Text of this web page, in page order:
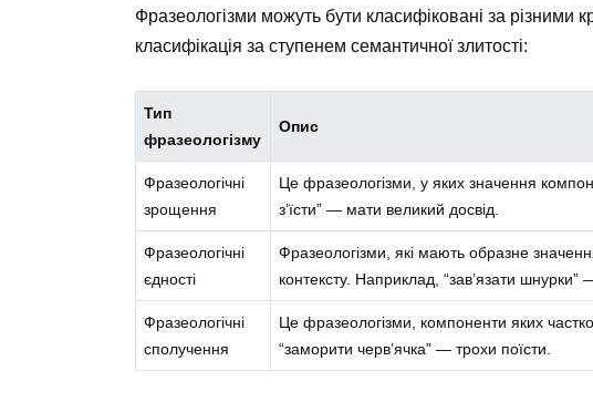
Фразеологізми можуть бути класифіковані за
класифікація за ступенем семантичної злитості:
Тип
фразеологізму
Опис
Фразеологічні
зрощення
Це фразеологізми, у яких значення
з’їсти” — мати великий досвід.
Фразеологічні
єдності
Фразеологізми, які мають образне
контексту. Наприклад, “зав’язати шнурки”
Фразеологічні
сполучення
Це фразеологізми, компоненти яких
“заморити черв’ячка” — трохи поїсти.